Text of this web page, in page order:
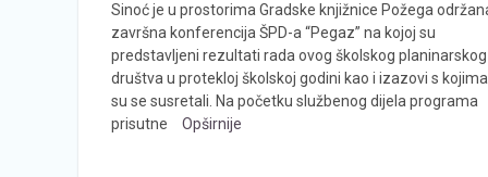
Sinoć je u prostorima Gradske knjižnice Požega
završna konferencija ŠPD-a “Pegaz” na kojoj su
predstavljeni rezultati rada ovog školskog planinarskog
društva u protekloj školskoj godini kao i izazovi s kojima
su se susretali. Na početku službenog dijela programa
prisutne
Opširnije